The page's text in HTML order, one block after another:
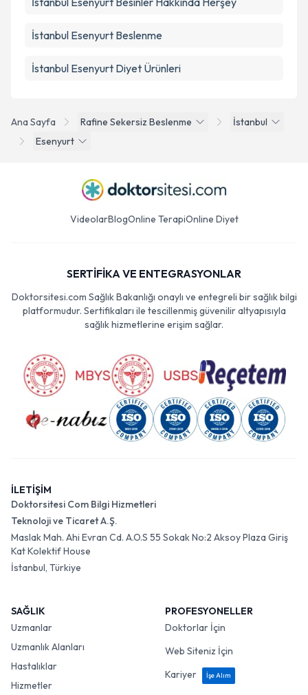
Ana Sayfa Rafine Sekersiz Beslenme
İstanbul
Esenyurt
İstanbul Esenyurt Besinler Hakkında Herşey
İstanbul Esenyurt Beslenme
İstanbul Esenyurt Diyet Ürünleri
VideolarBlogOnline TerapiOnline Diyet
SERTİFİKA VE ENTEGRASYONLAR
Doktorsitesi.com Sağlık Bakanlığı onaylı ve entegreli bir sağlık bilgi
platformudur. Sertifikaları ile tescillenmiş güvenilir altyapısıyla
sağlık hizmetlerine erişim sağlar.
İLETİŞİM
Doktorsitesi Com Bilgi Hizmetleri
Teknoloji ve Ticaret A.Ş.
Maslak Mah. Ahi Evran Cd. A.O.S 55 Sokak No:2 Aksoy Plaza Giriş
Kat Kolektif House
İstanbul, Türkiye
SAĞLIK
Uzmanlar
Uzmanlık Alanları
Hastalıklar
Hizmetler
PROFESYONELLER
Doktorlar İçin
Web Siteniz İçin
Kariyer
İşe Alım